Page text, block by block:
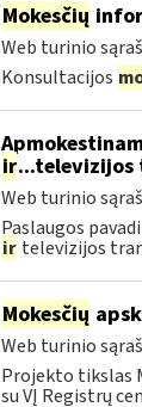
Mokesčių
Web turinio
Konsultacijos
ir...televizijos
Web turinio
Paslaugos
ir televizijos
Mokesčių
Web turinio
Projekto tikslas
su VĮ Registrų